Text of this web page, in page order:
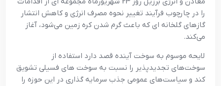
را در چارچوب فرآيند تغيير نحوه مصرف انرژي و کاهش انتشار
گازهاي گلخانه اي که باعث گرم شدن کره زمين مي‌شود، آغاز
مي‌کند.
لايحه موسوم به سوخت آينده قصد دارد استفاده از
سوخت‌هاي تجديدپذير را نسبت به سوخت هاي فسيلي تشويق
کند و سياست‌هاي عمومي جذب سرمايه گذاري در اين حوزه را